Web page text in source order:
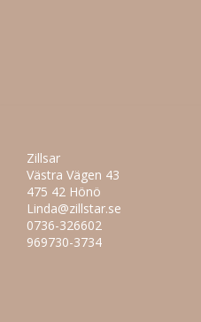
Zillsar
Västra Vägen 43
475 42 Hönö
Linda@zillstar.se
0736-326602
969730-3734